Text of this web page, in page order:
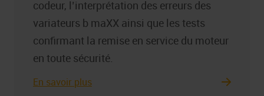
codeur, l’interprétation des erreurs des
variateurs b maXX ainsi que les tests
confirmant la remise en service du moteur
en toute sécurité.
En savoir plus